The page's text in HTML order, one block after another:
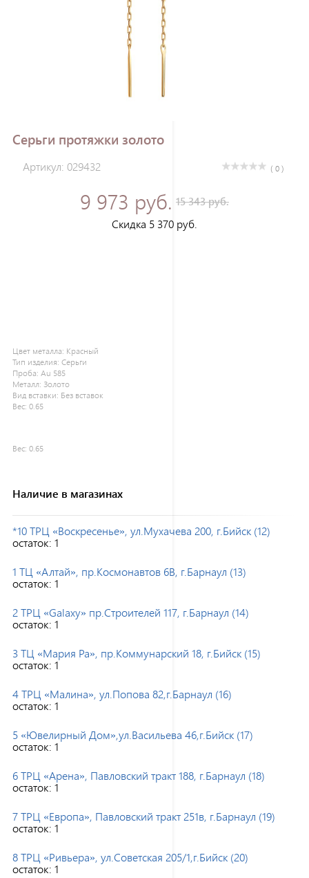
Серьги протяжки золото
Артикул: 029432 ( 0 )
9 973 руб. 15 343 руб.
Скидка 5 370 руб.
Цвет металла: Красный
Тип изделия: Серьги
Проба: Au 585
Металл: Золото
Вид вставки: Без вставок
Вес: 0.65
Вес: 0.65
Наличие в магазинах
*10 ТРЦ «Воскресенье», ул.Мухачева 200, г.Бийск (12)
остаток: 1
1 ТЦ «Алтай», пр.Космонавтов 6В, г.Барнаул (13)
остаток: 1
2 ТРЦ «Galaxy» пр.Строителей 117, г.Барнаул (14)
остаток: 1
3 ТЦ «Мария Ра», пр.Коммунарский 18, г.Бийск (15)
остаток: 1
4 ТРЦ «Малина», ул.Попова 82,г.Барнаул (16)
остаток: 1
5 «Ювелирный Дом»,ул.Васильева 46,г.Бийск (17)
остаток: 1
6 ТРЦ «Арена», Павловский тракт 188, г.Барнаул (18)
остаток: 1
7 ТРЦ «Европа», Павловский тракт 251в, г.Барнаул (19)
остаток: 1
8 ТРЦ «Ривьера», ул.Советская 205/1,г.Бийск (20)
остаток: 1
Зарегистрироваться